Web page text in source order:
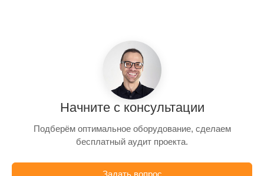
Начните с консультации
Подберём оптимальное оборудование, сделаем
бесплатный аудит проекта.
Задать вопрос